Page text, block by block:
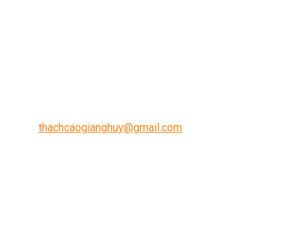
thachcaogianghuy@gmail.com